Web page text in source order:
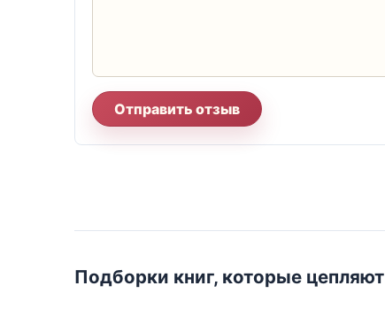
Отправить отзыв
Подборки книг, которые цепляют